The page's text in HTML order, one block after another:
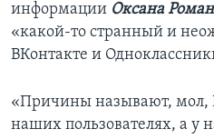
информации Оксана
«какой-то странный и
ВКонтакте и
«Причины называют, мол,
наших пользователях, а у